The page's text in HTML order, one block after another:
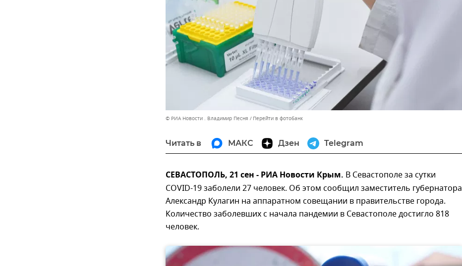
© РИА Новости . Владимир Песня Перейти в фотобанк
Читать в МАКС Дзен Telegram
СЕВАСТОПОЛЬ, 21 сен - РИА Новости Крым. В Севастополе за сутки
COVID-19 заболели 27 человек. Об этом сообщил заместитель губернатора
Александр Кулагин на аппаратном совещании в правительстве города.
Количество заболевших с начала пандемии в Севастополе достигло 818
человек.